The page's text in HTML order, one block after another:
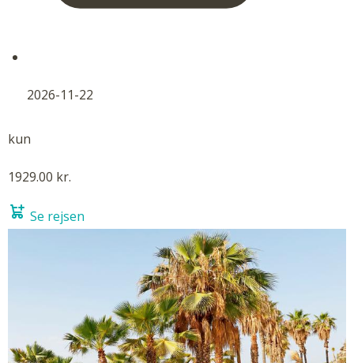
2026-11-22
kun
1929.00 kr.
Se rejsen